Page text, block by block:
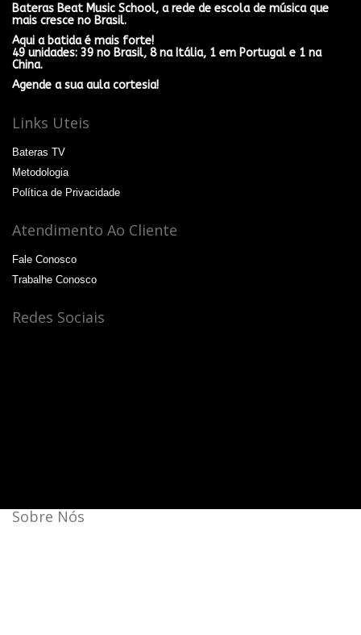
Bateras Beat Music School, a rede de escola de música que
mais cresce no Brasil.
Aqui a batida é mais forte!
49 unidades: 39 no Brasil, 8 na Itália, 1 em Portugal e 1 na
China.
Agende a sua aula cortesia!
Links Uteis
Bateras TV
Metodologia
Política de Privacidade
Atendimento Ao Cliente
Fale Conosco
Trabalhe Conosco
Redes Sociais
Sobre Nós